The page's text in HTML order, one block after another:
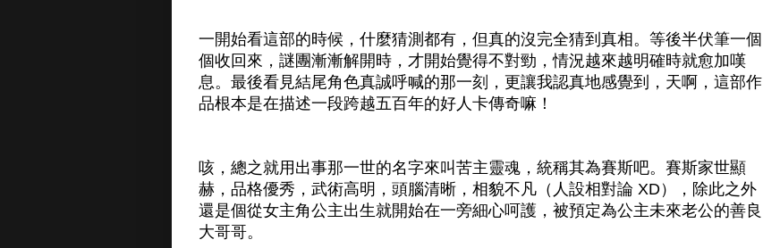
一開始看這部的時候，什麼猜測都有，但真的沒完全猜到真相。等後半伏筆一個
個收回來，謎團漸漸解開時，才開始覺得不對勁，情況越來越明確時就愈加嘆
息。最後看見結尾角色真誠呼喊的那一刻，更讓我認真地感覺到，天啊，這部作
品根本是在描述一段跨越五百年的好人卡傳奇嘛！
咳，總之就用出事那一世的名字來叫苦主靈魂，統稱其為賽斯吧。賽斯家世顯
赫，品格優秀，武術高明，頭腦清晰，相貌不凡（人設相對論 XD），除此之外
還是個從女主角公主出生就開始在一旁細心呵護，被預定為公主未來老公的善良
大哥哥。